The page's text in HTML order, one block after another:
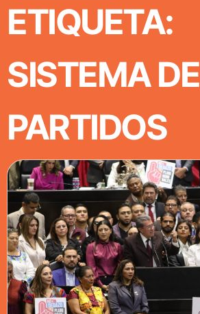
ETIQUETA:
SISTEMA DE
PARTIDOS